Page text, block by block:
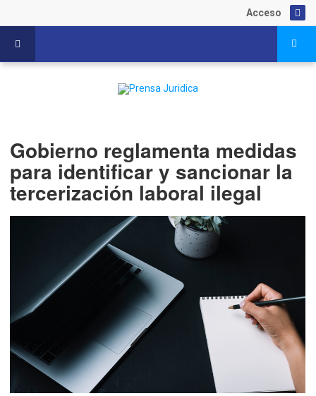
Acceso
Gobierno reglamenta medidas
para identificar y sancionar la
tercerización laboral ilegal